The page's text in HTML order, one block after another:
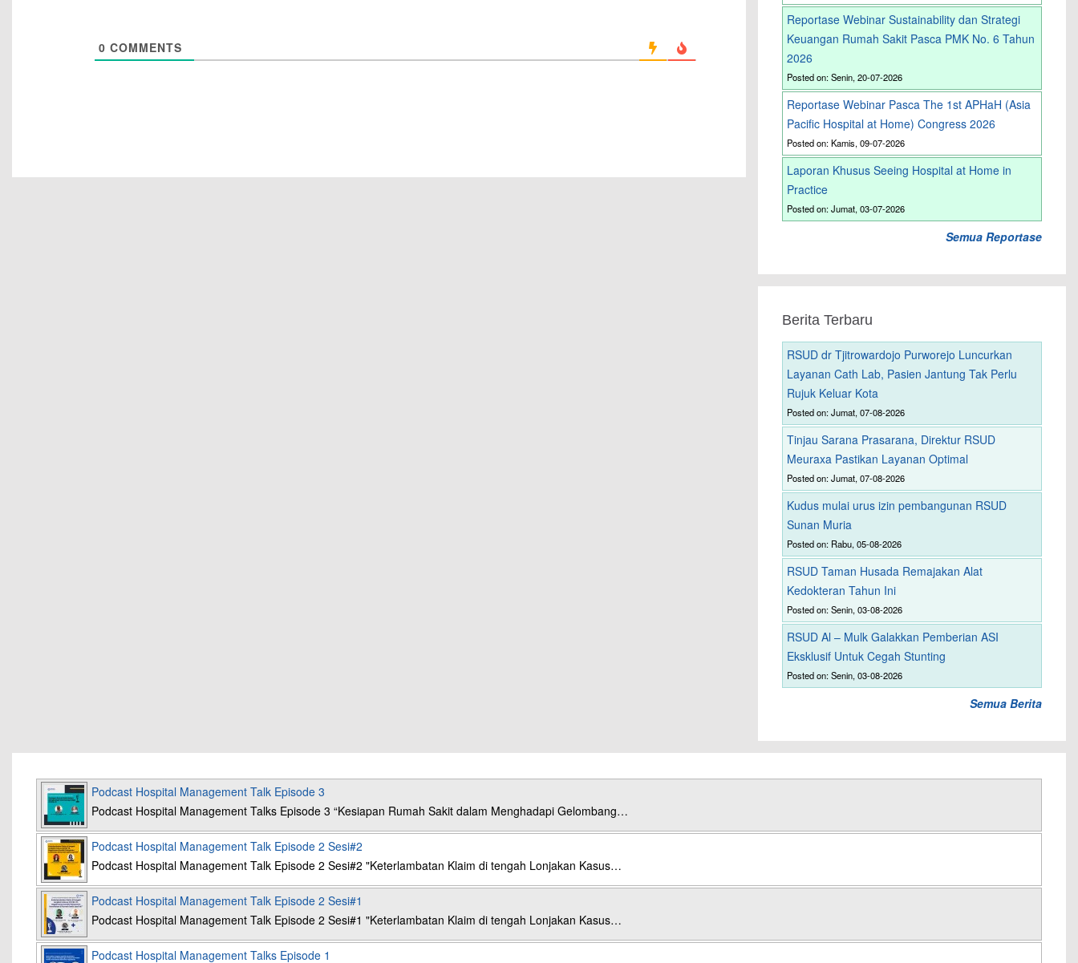
0 COMMENTS
Reportase Webinar Sustainability dan Strategi
Keuangan Rumah Sakit Pasca PMK No. 6 Tahun
2026
Posted on: Senin, 20-07-2026
Reportase Webinar Pasca The 1st APHaH (Asia
Pacific Hospital at Home) Congress 2026
Posted on: Kamis, 09-07-2026
Laporan Khusus Seeing Hospital at Home in
Practice
Posted on: Jumat, 03-07-2026
Semua Reportase
Berita Terbaru
RSUD dr Tjitrowardojo Purworejo Luncurkan
Layanan Cath Lab, Pasien Jantung Tak Perlu
Rujuk Keluar Kota
Posted on: Jumat, 07-08-2026
Tinjau Sarana Prasarana, Direktur RSUD
Meuraxa Pastikan Layanan Optimal
Posted on: Jumat, 07-08-2026
Kudus mulai urus izin pembangunan RSUD
Sunan Muria
Posted on: Rabu, 05-08-2026
RSUD Taman Husada Remajakan Alat
Kedokteran Tahun Ini
Posted on: Senin, 03-08-2026
RSUD Al – Mulk Galakkan Pemberian ASI
Eksklusif Untuk Cegah Stunting
Posted on: Senin, 03-08-2026
Semua Berita
Podcast Hospital Management Talk Episode 3
Podcast Hospital Management Talks Episode 3 “Kesiapan Rumah Sakit dalam Menghadapi Gelombang…
Podcast Hospital Management Talk Episode 2 Sesi#2
Podcast Hospital Management Talk Episode 2 Sesi#2 "Keterlambatan Klaim di tengah Lonjakan Kasus…
Podcast Hospital Management Talk Episode 2 Sesi#1
Podcast Hospital Management Talk Episode 2 Sesi#1 "Keterlambatan Klaim di tengah Lonjakan Kasus…
Podcast Hospital Management Talks Episode 1